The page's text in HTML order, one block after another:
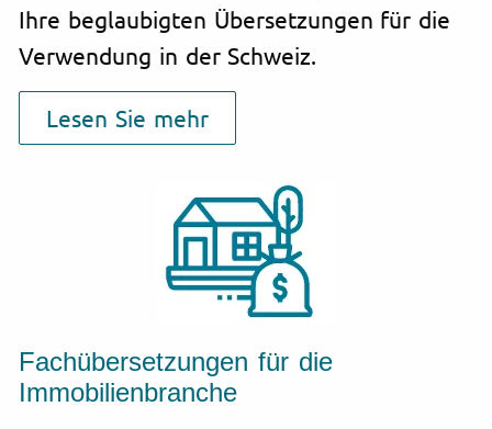
Ihre beglaubigten Übersetzungen für die
Verwendung in der Schweiz.
Lesen Sie mehr
Fach­übersetzungen für die
Immobilien­branche